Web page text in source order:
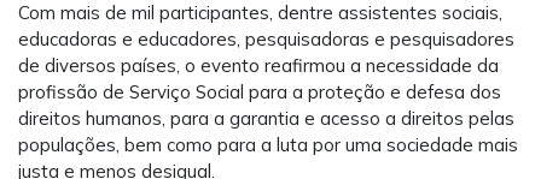
Com mais de mil participantes, dentre assistentes sociais,
educadoras e educadores, pesquisadoras e pesquisadores
de diversos países, o evento reafirmou a necessidade da
profissão de Serviço Social para a proteção e defesa dos
direitos humanos, para a garantia e acesso a direitos pelas
populações, bem como para a luta por uma sociedade mais
justa e menos desigual.